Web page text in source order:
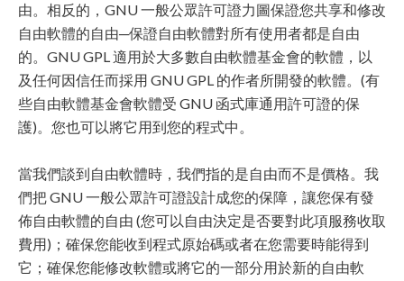
由。相反的，GNU 一般公眾許可證力圖保證您共享和修改
自由軟體的自由─保證自由軟體對所有使用者都是自由
的。GNU GPL 適用於大多數自由軟體基金會的軟體，以
及任何因信任而採用 GNU GPL 的作者所開發的軟體。(有
些自由軟體基金會軟體受 GNU 函式庫通用許可證的保
護)。您也可以將它用到您的程式中。
當我們談到自由軟體時，我們指的是自由而不是價格。我
們把 GNU 一般公眾許可證設計成您的保障，讓您保有發
佈自由軟體的自由 (您可以自由決定是否要對此項服務收取
費用)；確保您能收到程式原始碼或者在您需要時能得到
它；確保您能修改軟體或將它的一部分用於新的自由軟